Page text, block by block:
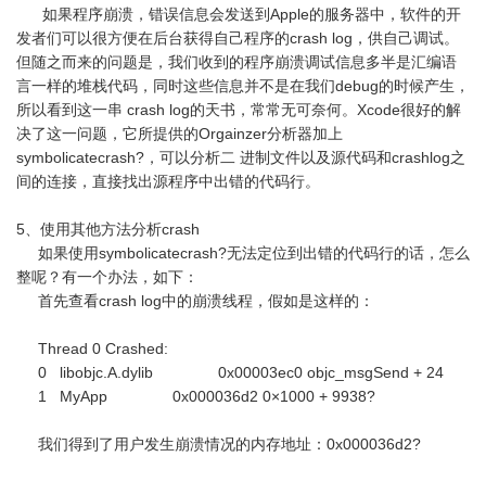
如果程序崩溃，错误信息会发送到Apple的服务器中，软件的开
发者们可以很方便在后台获得自己程序的crash log，供自己调试。
但随之而来的问题是，我们收到的程序崩溃调试信息多半是汇编语
言一样的堆栈代码，同时这些信息并不是在我们debug的时候产生，
所以看到这一串 crash log的天书，常常无可奈何。Xcode很好的解
决了这一问题，它所提供的Orgainzer分析器加上
symbolicatecrash?，可以分析二 进制文件以及源代码和crashlog之
间的连接，直接找出源程序中出错的代码行。
5、使用其他方法分析crash
如果使用symbolicatecrash?无法定位到出错的代码行的话，怎么
整呢？有一个办法，如下：
首先查看crash log中的崩溃线程，假如是这样的：
Thread 0 Crashed:
0 libobjc.A.dylib 0x00003ec0 objc_msgSend + 24
1 MyApp 0x000036d2 0×1000 + 9938?
我们得到了用户发生崩溃情况的内存地址：0x000036d2?